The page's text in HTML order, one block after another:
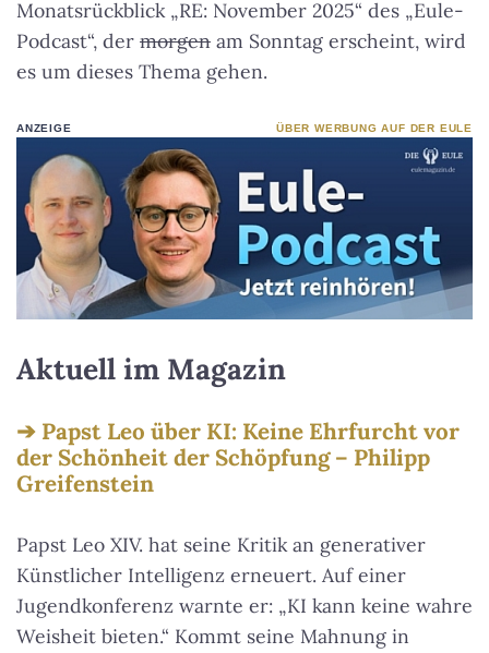
Monatsrückblick „RE: November 2025“ des „Eule-
Podcast“, der morgen am Sonntag erscheint, wird
es um dieses Thema gehen.
ANZEIGE ÜBER WERBUNG AUF DER EULE
Aktuell im Magazin
Papst Leo über KI: Keine Ehrfurcht vor
der Schönheit der Schöpfung – Philipp
Greifenstein
Papst Leo XIV. hat seine Kritik an generativer
Künstlicher Intelligenz erneuert. Auf einer
Jugendkonferenz warnte er: „KI kann keine wahre
Weisheit bieten.“ Kommt seine Mahnung in